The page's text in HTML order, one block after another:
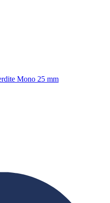
Mono 25 mm